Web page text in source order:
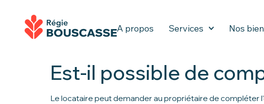
A propos Services Nos
Est-il possible de
Le locataire peut demander au propriétaire de compléter